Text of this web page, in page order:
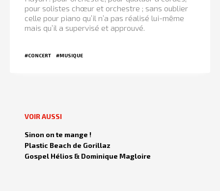
pour solistes chœur et orchestre ; sans oublier
celle pour piano qu’il n’a pas réalisé lui-même
mais qu’il a supervisé et approuvé.
#CONCERT #MUSIQUE
VOIR AUSSI
Sinon on te mange !
Plastic Beach de Gorillaz
Gospel Hélios & Dominique Magloire